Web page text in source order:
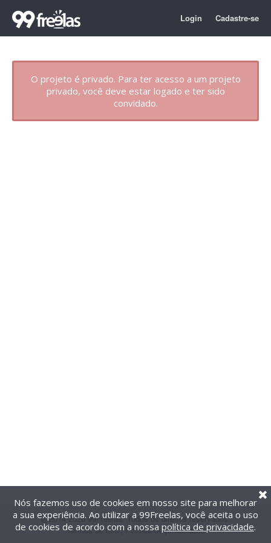
Login Cadastre-se
O projeto é privado. Para ter acesso a um projeto
privado, você deve estar logado e ter sido
convidado.
@2014-2026 99Freelas. Todos os direitos reservados.
Termos de uso| Política de privacidade
Nós fazemos uso de cookies em nosso site para melhorar
a sua experiência. Ao utilizar a 99Freelas, você aceita o uso
de cookies de acordo com a nossa política de privacidade.